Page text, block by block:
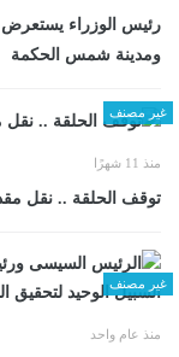
رئيس الوزراء
ومدينة شمس الحكمة
غير مصنف
منذ 11 شهرًا
توقف الحلقة .. نقل مقدم برنامج 90 دقيقة
غير مصنف
منذ عام واحد